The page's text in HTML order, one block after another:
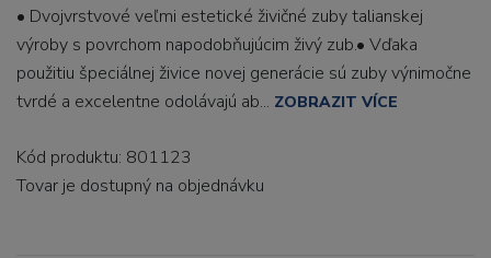
• Dvojvrstvové veľmi estetické živičné zuby talianskej
výroby s povrchom napodobňujúcim živý zub.• Vďaka
použitiu špeciálnej živice novej generácie sú zuby výnimočne
tvrdé a excelentne odolávajú ab... ZOBRAZIT VÍCE
Kód produktu: 801123
Tovar je dostupný na objednávku